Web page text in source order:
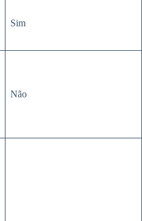
Sim
Não